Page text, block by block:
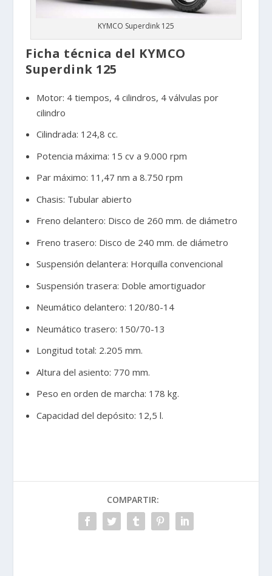
KYMCO Superdink 125
Ficha técnica del KYMCO
Superdink 125
Motor: 4 tiempos, 4 cilindros, 4 válvulas por
cilindro
Cilindrada: 124,8 cc.
Potencia máxima: 15 cv a 9.000 rpm
Par máximo: 11,47 nm a 8.750 rpm
Chasis: Tubular abierto
Freno delantero: Disco de 260 mm. de diámetro
Freno trasero: Disco de 240 mm. de diámetro
Suspensión delantera: Horquilla convencional
Suspensión trasera: Doble amortiguador
Neumático delantero: 120/80-14
Neumático trasero: 150/70-13
Longitud total: 2.205 mm.
Altura del asiento: 770 mm.
Peso en orden de marcha: 178 kg.
Capacidad del depósito: 12,5 l.
COMPARTIR: